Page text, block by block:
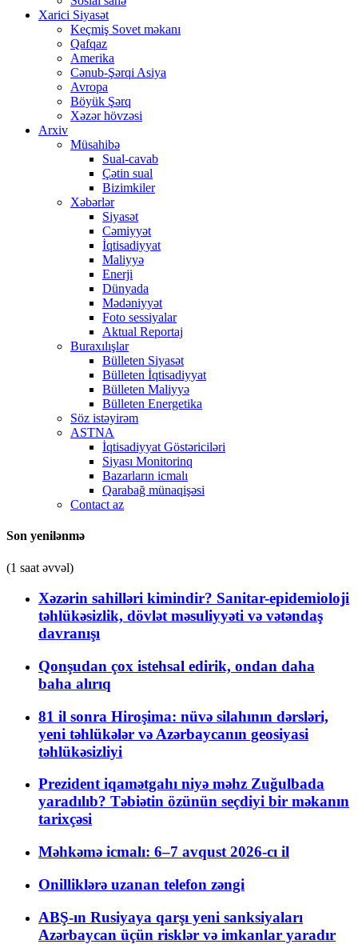
Xarici Siyasət
Keçmiş Sovet məkanı
Qafqaz
Amerika
Cənub-Şərqi Asiya
Avropa
Böyük Şərq
Xəzər hövzəsi
Arxiv
Müsahibə
Sual-cavab
Çətin sual
Bizimkiler
Xəbərlər
Siyasət
Cəmiyyət
İqtisadiyyat
Maliyyə
Enerji
Dünyada
Mədəniyyət
Foto sessiyalar
Aktual Reportaj
Buraxılışlar
Bülleten Siyasət
Bülleten İqtisadiyyat
Bülleten Maliyyə
Bülleten Energetika
Söz istəyirəm
ASTNA
İqtisadiyyat Göstəriciləri
Siyası Monitorinq
Bazarların icmalı
Qarabağ münaqişəsi
Contact az
Son yenilənmə
(1 saat əvvəl)
Xəzərin sahilləri kimindir? Sanitar-epidemioloji
təhlükəsizlik, dövlət məsuliyyəti və vətəndaş
davranışı
Qonşudan çox istehsal edirik, ondan daha
baha alırıq
81 il sonra Hiroşima: nüvə silahının dərsləri,
yeni təhlükələr və Azərbaycanın geosiyasi
təhlükəsizliyi
Prezident iqamətgahı niyə məhz Zuğulbada
yaradılıb? Təbiətin özünün seçdiyi bir məkanın
tarixçəsi
Məhkəmə icmalı: 6–7 avqust 2026-cı il
Onilliklərə uzanan telefon zəngi
ABŞ-ın Rusiyaya qarşı yeni sanksiyaları
Azərbaycan üçün risklər və imkanlar yaradır